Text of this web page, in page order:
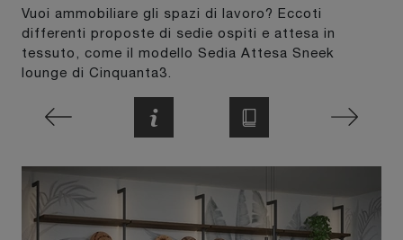
Vuoi ammobiliare gli spazi di lavoro? Eccoti
differenti proposte di sedie ospiti e attesa in
tessuto, come il modello Sedia Attesa Sneek
lounge di Cinquanta3.